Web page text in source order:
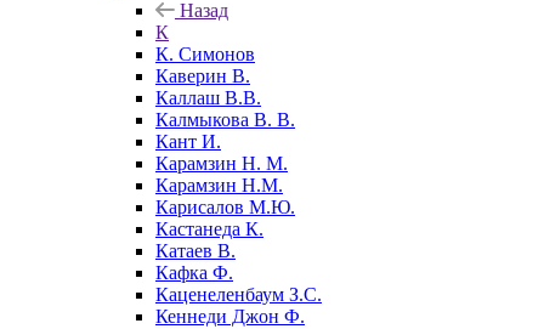
Назад
К
К. Симонов
Каверин В.
Каллаш В.В.
Калмыкова В. В.
Кант И.
Карамзин Н. М.
Карамзин Н.М.
Карисалов М.Ю.
Кастанеда К.
Катаев В.
Кафка Ф.
Каценеленбаум З.С.
Кеннеди Джон Ф.